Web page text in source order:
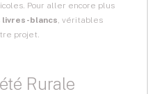
Pour aller encore plus
livres-blancs, véritables
projet.
Rurale